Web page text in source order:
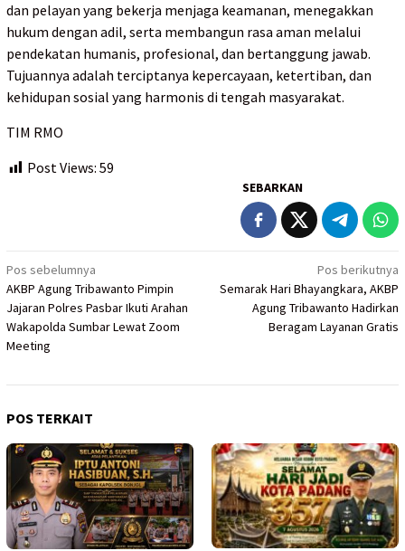
dan pelayan yang bekerja menjaga keamanan, menegakkan
hukum dengan adil, serta membangun rasa aman melalui
pendekatan humanis, profesional, dan bertanggung jawab.
Tujuannya adalah terciptanya kepercayaan, ketertiban, dan
kehidupan sosial yang harmonis di tengah masyarakat.
TIM RMO
Post Views: 59
SEBARKAN
Navigasi
pos
Pos sebelumnya
AKBP Agung Tribawanto Pimpin
Jajaran Polres Pasbar Ikuti Arahan
Wakapolda Sumbar Lewat Zoom
Meeting
Pos berikutnya
Semarak Hari Bhayangkara, AKBP
Agung Tribawanto Hadirkan
Beragam Layanan Gratis
POS TERKAIT